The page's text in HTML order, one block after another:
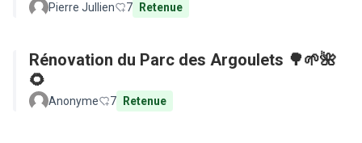
Pierre Jullien 7 Retenue
Rénovation du Parc des Argoulets 🌳🌱🌺
🌻
Anonyme 7 Retenue